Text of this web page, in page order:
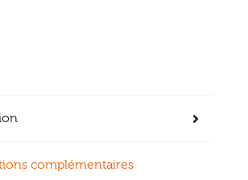
complémentaires